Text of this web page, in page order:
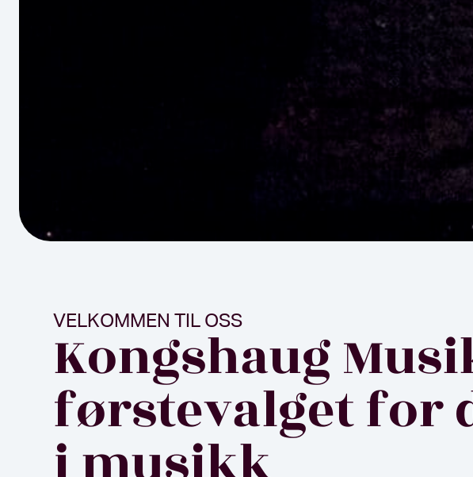
VELKOMMEN TIL OSS
Kongshaug
førstevalget for